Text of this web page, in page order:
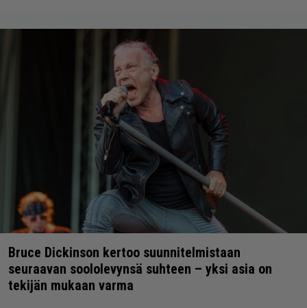
Bruce Dickinson kertoo suunnitelmistaan
seuraavan soololevynsä suhteen – yksi asia on
tekijän mukaan varma